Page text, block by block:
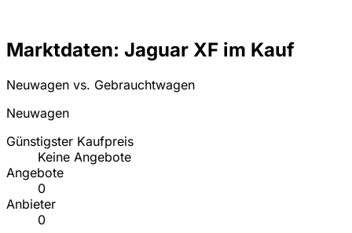
Marktdaten: Jaguar XF im Kauf
Neuwagen vs. Gebrauchtwagen
Neuwagen
Günstigster Kaufpreis
Keine Angebote
Angebote
0
Anbieter
0